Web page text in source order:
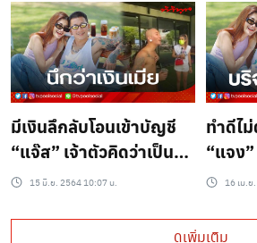
มีเงินลึกลับโอนเข้าบัญชี
“แจ๊ส” เจ้าตัวคิดว่าเป็น
เงินภรรยา
15 มิ.ย. 2564 10:07 น.
ทำดีไ
“แจง
ชื่น” บ
16 เม.ย
ดูเพิ่มเติม